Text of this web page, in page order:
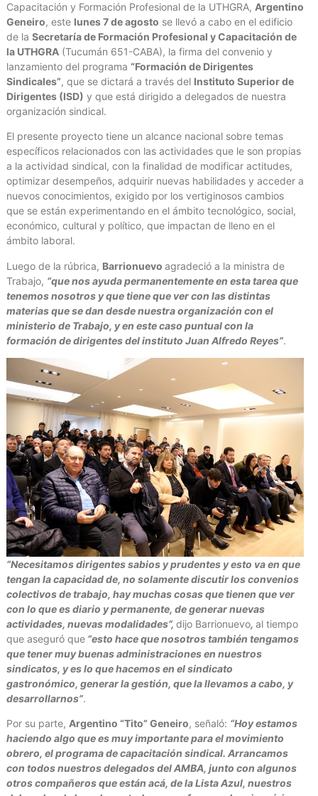
Capacitación y Formación Profesional de la UTHGRA, Argentino
Geneiro, este lunes 7 de agosto se llevó a cabo en el edificio
de la Secretaría de Formación Profesional y Capacitación de
la UTHGRA (Tucumán 651-CABA), la firma del convenio y
lanzamiento del programa “Formación de Dirigentes
Sindicales”, que se dictará a través del Instituto Superior de
Dirigentes (ISD) y que está dirigido a delegados de nuestra
organización sindical.
El presente proyecto tiene un alcance nacional sobre temas
específicos relacionados con las actividades que le son propias
a la actividad sindical, con la finalidad de modificar actitudes,
optimizar desempeños, adquirir nuevas habilidades y acceder a
nuevos conocimientos, exigido por los vertiginosos cambios
que se están experimentando en el ámbito tecnológico, social,
económico, cultural y político, que impactan de lleno en el
ámbito laboral.
Luego de la rúbrica, Barrionuevo agradeció a la ministra de
Trabajo, “que nos ayuda permanentemente en esta tarea que
tenemos nosotros y que tiene que ver con las distintas
materias que se dan desde nuestra organización con el
ministerio de Trabajo, y en este caso puntual con la
formación de dirigentes del instituto Juan Alfredo Reyes”.
“Necesitamos dirigentes sabios y prudentes y esto va en que
tengan la capacidad de, no solamente discutir los convenios
colectivos de trabajo, hay muchas cosas que tienen que ver
con lo que es diario y permanente, de generar nuevas
actividades, nuevas modalidades”, dijo Barrionuevo, al tiempo
que aseguró que “esto hace que nosotros también tengamos
que tener muy buenas administraciones en nuestros
sindicatos, y es lo que hacemos en el sindicato
gastronómico, generar la gestión, que la llevamos a cabo, y
desarrollarnos”.
Por su parte, Argentino “Tito” Geneiro, señaló: “Hoy estamos
haciendo algo que es muy importante para el movimiento
obrero, el programa de capacitación sindical. Arrancamos
con todos nuestros delegados del AMBA, junto con algunos
otros compañeros que están acá, de la Lista Azul, nuestros